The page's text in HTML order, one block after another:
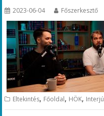
2023-06-04 Főszerkesztő
Eltekintés, Főoldal, HÖK, Interjú